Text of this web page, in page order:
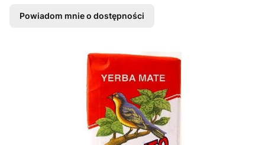
Powiadom mnie o dostępności